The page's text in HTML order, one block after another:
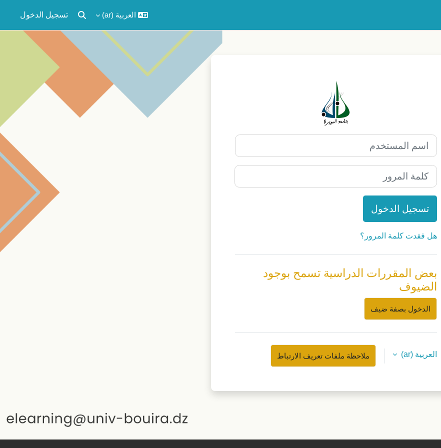
العربية ‎(ar)‎
تبديل إدخال البحث
تسجيل الدخول
الدخول إلى Elearning Bouira
اسم المستخدم
كلمة المرور
تسجيل الدخول
هل فقدت كلمة المرور؟
بعض المقررات الدراسية تسمح بوجود
الضيوف
الدخول بصفة ضيف
العربية ‎(ar)‎ ملاحظة ملفات تعريف الارتباط